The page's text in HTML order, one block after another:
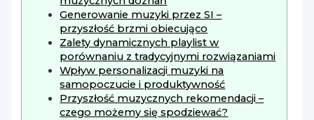
Generowanie muzyki przez SI –
przyszłość brzmi obiecująco
Zalety dynamicznych playlist w
porównaniu z tradycyjnymi rozwiązaniami
Wpływ personalizacji muzyki na
samopoczucie i produktywność
Przyszłość muzycznych rekomendacji –
czego możemy się spodziewać?